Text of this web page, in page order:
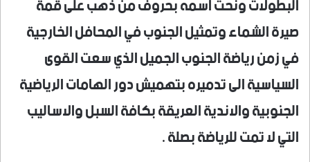
صيرة الشماء وتمثيل الجنوب في المحافل الخارجية
في زمن رياضة الجنوب الجميل الذي سعت القوى
السياسية الى تدميره بتهميش دور الهامات الرياضية
الجنوبية والاندية العريقة بكافة السبل والاساليب
التي لا تمت للرياضة بصلة .